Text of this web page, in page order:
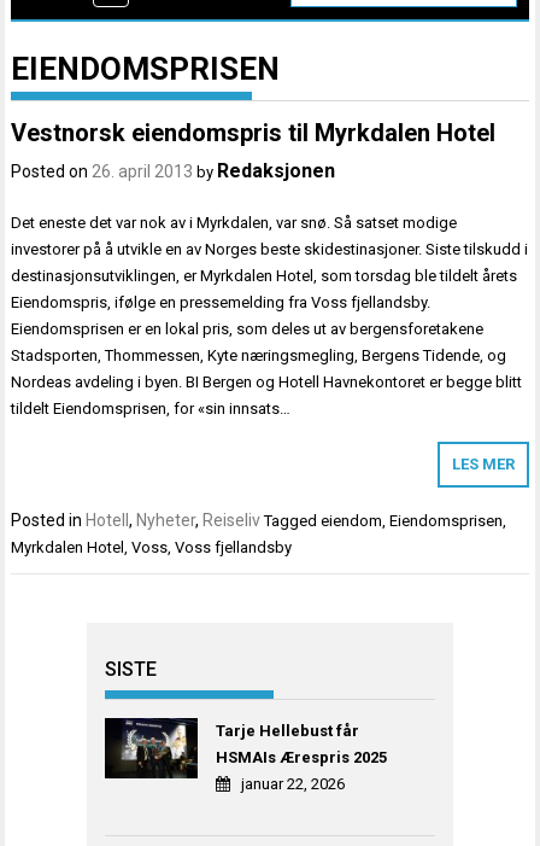
EIENDOMSPRISEN
Vestnorsk eiendomspris til Myrkdalen Hotel
Posted on26. april 2013 by Redaksjonen
Det eneste det var nok av i Myrkdalen, var snø. Så satset modige
investorer på å utvikle en av Norges beste skidestinasjoner. Siste tilskudd i
destinasjonsutviklingen, er Myrkdalen Hotel, som torsdag ble tildelt årets
Eiendomspris, ifølge en pressemelding fra Voss fjellandsby.
Eiendomsprisen er en lokal pris, som deles ut av bergensforetakene
Stadsporten, Thommessen, Kyte næringsmegling, Bergens Tidende, og
Nordeas avdeling i byen. BI Bergen og Hotell Havnekontoret er begge blitt
tildelt Eiendomsprisen, for «sin innsats…
LES MER
Posted in Hotell, Nyheter, Reiseliv Taggedeiendom,Eiendomsprisen,
Myrkdalen Hotel,Voss,Voss fjellandsby
SISTE
Tarje Hellebust får
HSMAIs Ærespris 2025
januar 22, 2026